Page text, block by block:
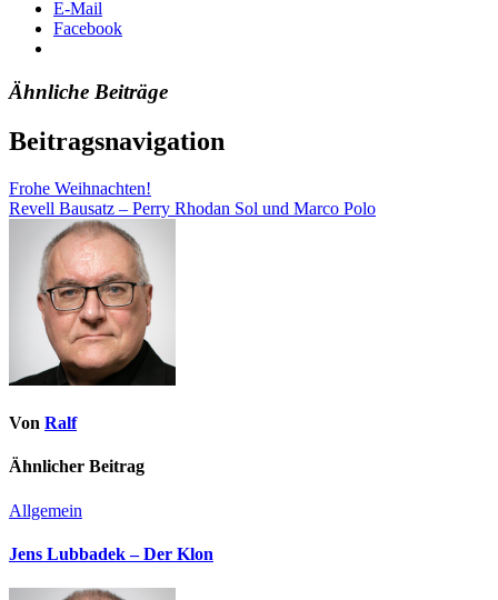
E-Mail
Facebook
Ähnliche Beiträge
Beitragsnavigation
Frohe Weihnachten!
Revell Bausatz – Perry Rhodan Sol und Marco Polo
Von Ralf
Ähnlicher Beitrag
Allgemein
Jens Lubbadek – Der Klon